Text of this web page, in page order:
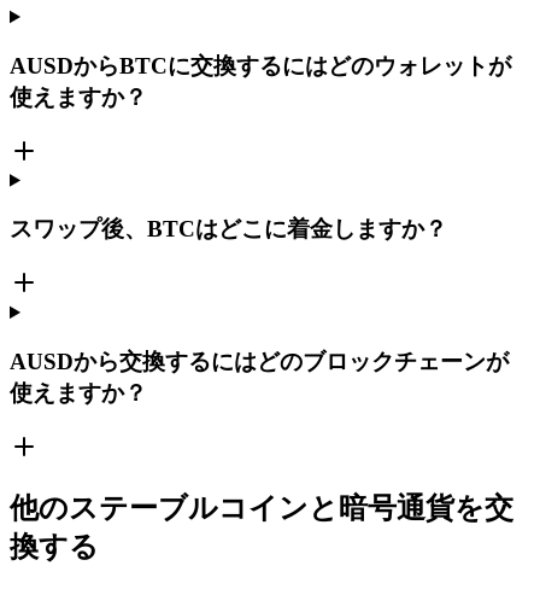
AUSDからBTCに交換するにはどのウォレットが
使えますか？
スワップ後、BTCはどこに着金しますか？
AUSDから交換するにはどのブロックチェーンが
使えますか？
他のステーブルコインと暗号通貨を交
換する